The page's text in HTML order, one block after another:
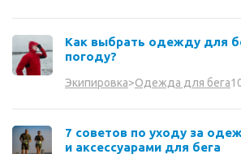
Как выбрать одежду для
погоду?
Экипировка>Одежда для бега
7 советов по уходу за
и аксессуарами для бега